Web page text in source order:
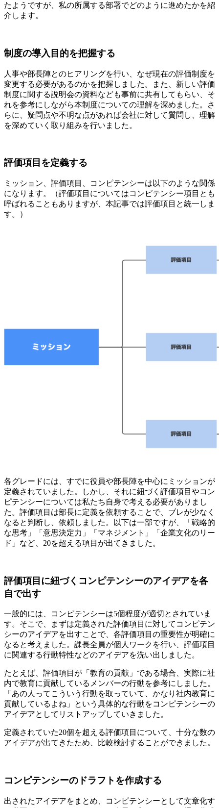
たようですが、私の所属する部署でどのように進めたかを紹
介します。
制度の導入目的を把握する
人事や部長陣とのヒアリングを行い、なぜ現在の評価制度を
変更する必要があるのかを把握しました。また、新しい評価
制度に関する説明会の資料なども事前に共有してもらい、そ
れを参考にしながら本制度についての理解を深めました。さ
らに、疑問点や不明な点があれば会社に対して質問し、理解
を深めていく取り組みを行いました。
評価項目を定義する
ミッション、評価項目、コンピテンシーは以下のような関係
になります。（評価項目についてはコンピテンシー項目とも
呼ばれることもありますが、本記事では評価項目と統一しま
す。）
各グレードには、すでに役員や部長陣を中心にミッションが
定義されていました。しかし、それに紐づく評価項目やコン
ピテンシーについては私たち自身で考える必要がありまし
た。評価項目は部長に定義を依頼することで、ブレが少なく
なると判断し、依頼しました。以下は一部ですが、「戦略的
な思考」「意思決定力」「マネジメント」「企業文化のリー
ド」など、20を超える項目が出てきました。
評価項目に紐づくコンピテンシーのアイデアを各
自で出す
一般的には、コンピテンシーは5個程度が適切とされていま
す。そこで、まずは定義された評価項目に対してコンピテン
シーのアイデアを出すことで、各評価項目の重要性が明確に
なると考えました。課長全員が個人ワークを行い、評価項目
に関連する行動特性などのアイデアを洗い出しました。
たとえば、評価項目が「教育の貢献」である場合、実際に社
内で教育に貢献しているメンバーの行動を参考にしました。
「あの人ってこういう行動を取っていて、かなり社内教育に
貢献しているよね」という具体的な行動をコンピテンシーの
アイデアとしてリストアップしていきました。
定義されていた20個を超える評価項目について、十分な数の
アイデアが出てきたため、比較検討することができました。
コンピテンシーのドラフトを作成する
出されたアイデアをまとめ、コンピテンシーとして文章化す